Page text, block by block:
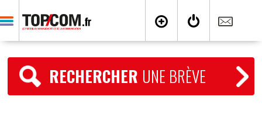
RECHERCHER UNE BRÈVE